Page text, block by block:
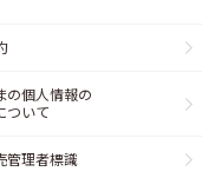
の個人情報の
ついて
管理者標識